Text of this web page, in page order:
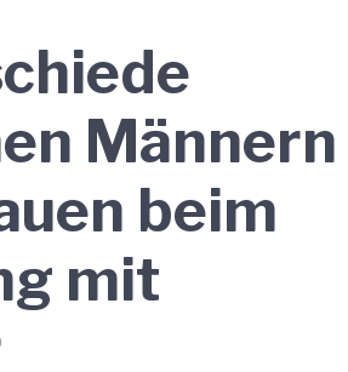
Männern
beim
mit